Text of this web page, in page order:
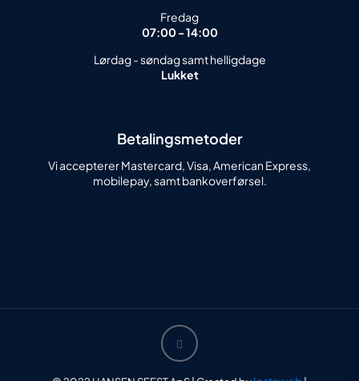
Fredag
07:00 - 14:00
Lørdag - søndag samt helligdage
Lukket
Betalingsmetoder
Vi accepterer Mastercard, Visa, American Express,
mobilepay, samt bankoverførsel.